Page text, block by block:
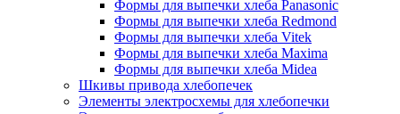
Формы для выпечки хлеба Panasonic
Формы для выпечки хлеба Redmond
Формы для выпечки хлеба Vitek
Формы для выпечки хлеба Maxima
Формы для выпечки хлеба Midea
Шкивы привода хлебопечек
Элементы электросхемы для хлебопечки